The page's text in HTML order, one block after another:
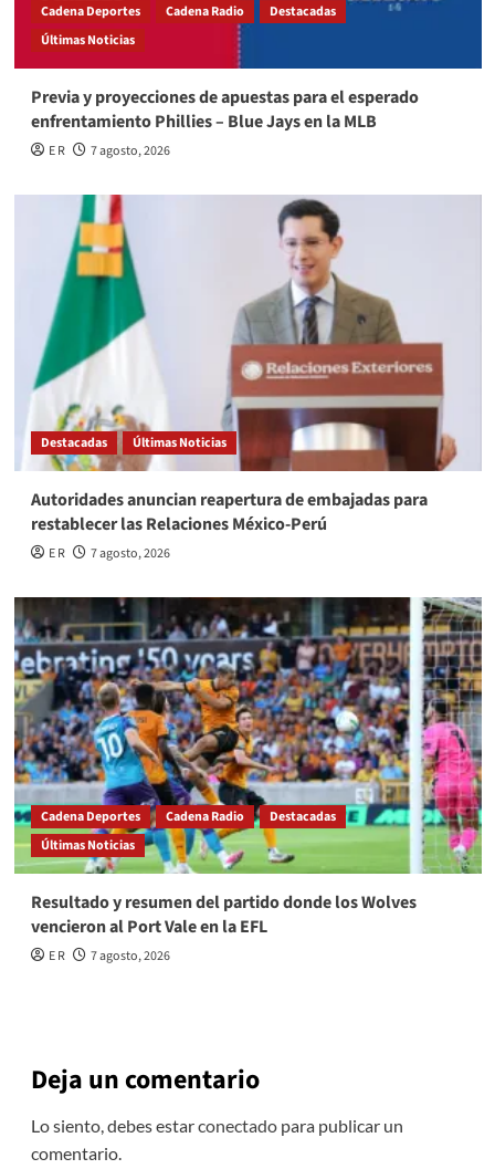
Cadena Deportes Cadena Radio
Destacadas
Últimas Noticias
Previa y proyecciones de apuestas para el esperado
enfrentamiento Phillies – Blue Jays en la MLB
E R 7 agosto, 2026
Destacadas Últimas Noticias
Autoridades anuncian reapertura de embajadas para
restablecer las Relaciones México-Perú
E R 7 agosto, 2026
Cadena Deportes Cadena Radio
Destacadas
Últimas Noticias
Resultado y resumen del partido donde los Wolves
vencieron al Port Vale en la EFL
E R 7 agosto, 2026
Deja un comentario
Lo siento, debes estarconectadopara publicar un
comentario.